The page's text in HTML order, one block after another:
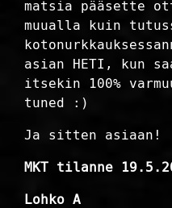
matsia pääsette
muualla kuin
asian HETI, kun
itsekin 100%
tuned :)
Ja sitten asiaan!
MKT tilanne
Lohko A